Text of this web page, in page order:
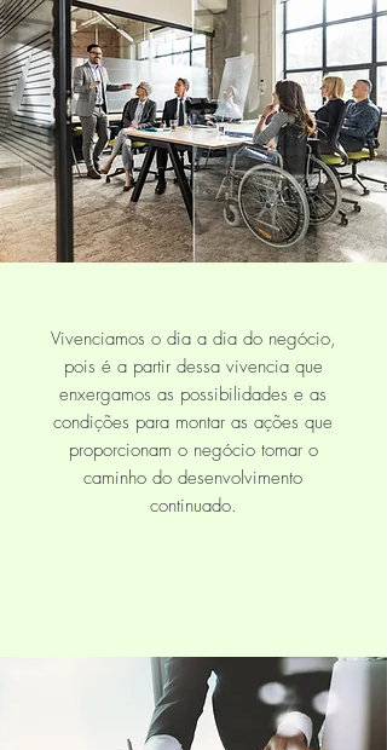
Vivenciamos o dia a dia do negócio,
pois é a partir dessa vivencia que
enxergamos as possibilidades e as
condições para montar as ações que
proporcionam o negócio tomar o
caminho do desenvolvimento
continuado.